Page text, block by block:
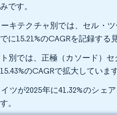
です。
キテクチャ別では、セル・
に15.21%のCAGRを記録する
別では、正極（カソード）
のCAGRで拡大しています
ツが2025年に41.32%のシェ
。